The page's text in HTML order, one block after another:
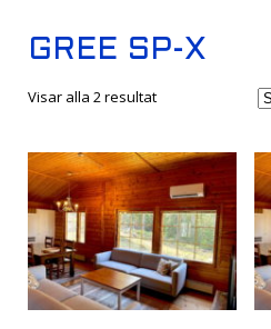
GREE SP-X
Visar alla 2 resultat